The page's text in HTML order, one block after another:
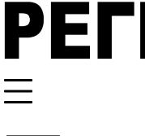
Перейти
содержимому